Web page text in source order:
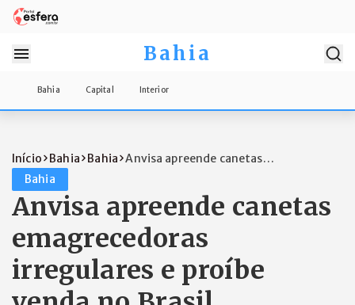
Bahia
Bahia Capital Interior
Início Bahia Bahia Anvisa apreende canetas
Bahia
Anvisa apreende canetas
emagrecedoras
irregulares e proíbe